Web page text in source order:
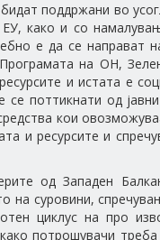
поддржани во
како и со
е да се направат
на ОН,
и истата е
поттикнати од
кои
и ресурсите и
од Западен
на суровини,
циклус на про
потрошувачи